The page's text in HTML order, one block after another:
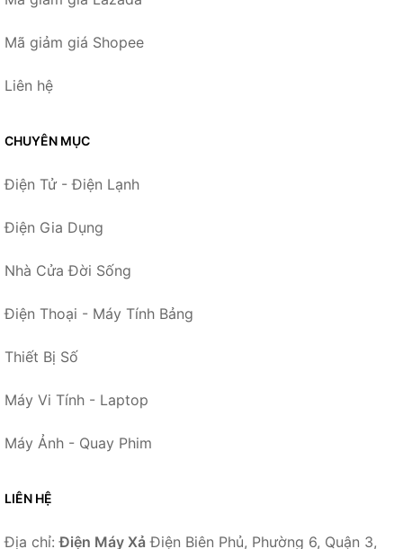
Mã giảm giá Shopee
Liên hệ
CHUYÊN MỤC
Điện Tử - Điện Lạnh
Điện Gia Dụng
Nhà Cửa Đời Sống
Điện Thoại - Máy Tính Bảng
Thiết Bị Số
Máy Vi Tính - Laptop
Máy Ảnh - Quay Phim
LIÊN HỆ
Địa chỉ:Điện Máy Xả Điện Biên Phủ, Phường 6, Quận 3,